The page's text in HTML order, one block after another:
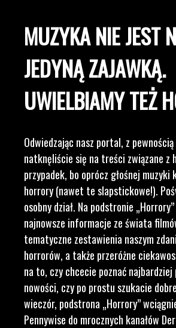
MUZYKA NIE JEST
JEDYNĄ ZAJAWKĄ.
UWIELBIAMY TEŻ
Odwiedzając nasz portal, z
natknęliście się na treści związane z
przypadek, bo oprócz głośnej muzyki
horrory (nawet te slapstickowe!).
osobny dział. Na podstronie
najnowsze informacje ze świata
tematyczne zestawienia naszym
horrorów, a także przeróżne
na to, czy chcecie poznać najbardziej
nowości, czy po prostu szukacie
wieczór, podstrona „Horrory”
Pennywise do mrocznych kanałów